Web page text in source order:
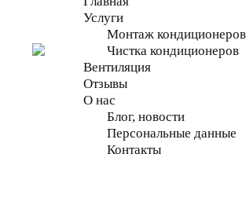
Услуги
Монтаж кондиционеров
Чистка кондиционеров
Вентиляция
Отзывы
О нас
Блог, новости
Персональные данные
Контакты